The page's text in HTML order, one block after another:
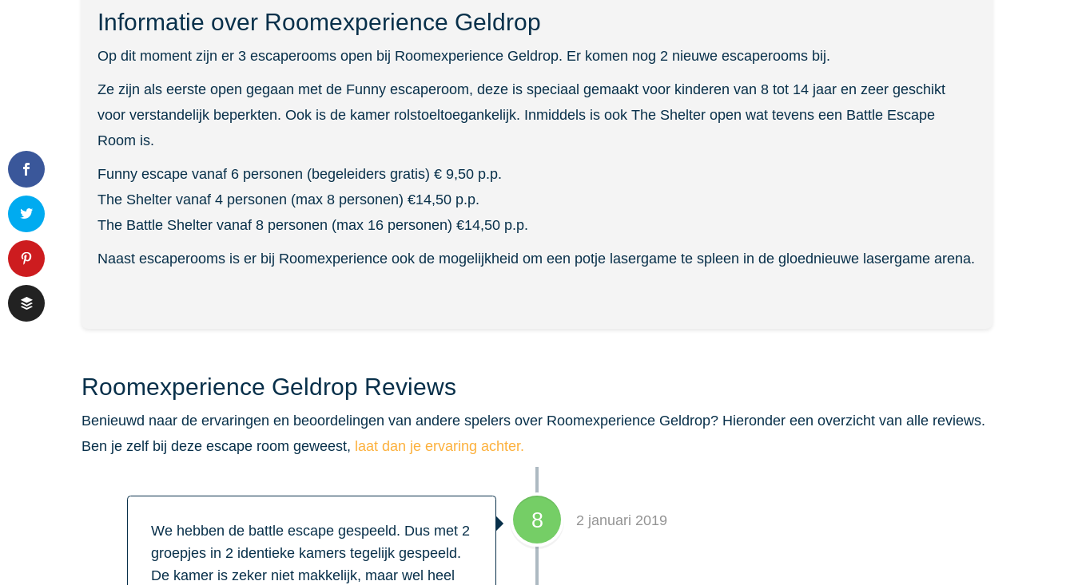
Informatie over Roomexperience Geldrop
Op dit moment zijn er 3 escaperooms open bij Roomexperience Geldrop. Er komen nog 2 nieuwe escaperooms bij.
Ze zijn als eerste open gegaan met de Funny escaperoom, deze is speciaal gemaakt voor kinderen van 8 tot 14 jaar en zeer geschikt
voor verstandelijk beperkten. Ook is de kamer rolstoeltoegankelijk. Inmiddels is ook The Shelter open wat tevens een Battle Escape
Room is.
Funny escape vanaf 6 personen (begeleiders gratis) € 9,50 p.p.
The Shelter vanaf 4 personen (max 8 personen) €14,50 p.p.
The Battle Shelter vanaf 8 personen (max 16 personen) €14,50 p.p.
Naast escaperooms is er bij Roomexperience ook de mogelijkheid om een potje lasergame te spleen in de gloednieuwe lasergame arena.
Roomexperience Geldrop Reviews
Benieuwd naar de ervaringen en beoordelingen van andere spelers over Roomexperience Geldrop? Hieronder een overzicht van alle reviews.
Ben je zelf bij deze escape room geweest, laat dan je ervaring achter.
8
We hebben de battle escape gespeeld. Dus met 2
groepjes in 2 identieke kamers tegelijk gespeeld.
De kamer is zeker niet makkelijk, maar wel heel
2 januari 2019